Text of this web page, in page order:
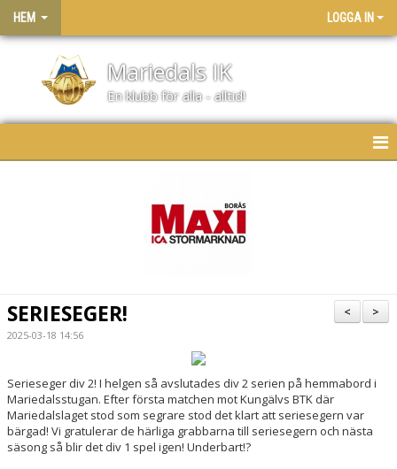
HEM LOGGA IN
Mariedals IK
En klubb för alla - alltid!
VÅRT KLUBBHUS
BASTU
KALENDER
>
<
SERIESEGER!
2025-03-18 14:56
Serieseger div 2! I helgen så avslutades div 2 serien på hemmabord i
Mariedalsstugan. Efter första matchen mot Kungälvs BTK där
Mariedalslaget stod som segrare stod det klart att seriesegern var
bärgad! Vi gratulerar de härliga grabbarna till seriesegern och nästa
säsong så blir det div 1 spel igen! Underbart!?